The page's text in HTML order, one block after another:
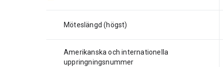
Möteslängd (högst)
Amerikanska och internationella
uppringningsnummer